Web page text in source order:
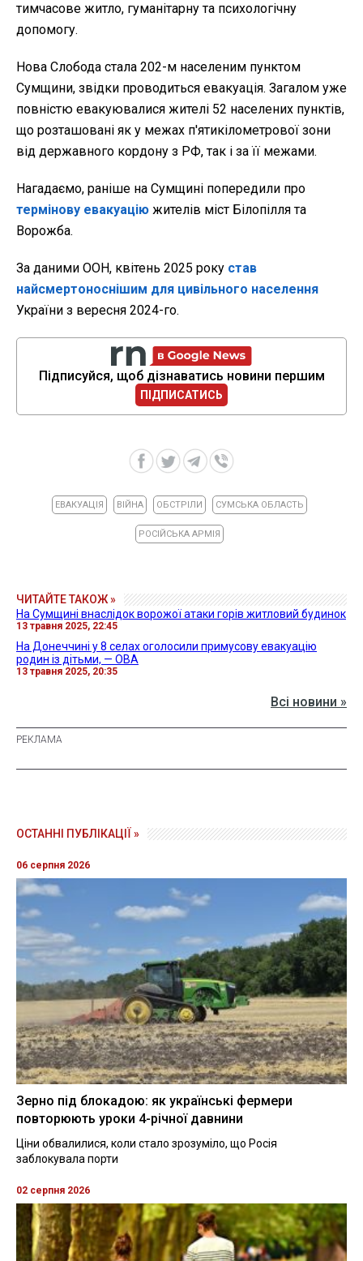
тимчасове житло, гуманітарну та психологічну
допомогу.
Нова Слобода стала 202-м населеним пунктом
Сумщини, звідки проводиться евакуація. Загалом уже
повністю евакуювалися жителі 52 населених пунктів,
що розташовані як у межах п'ятикілометрової зони
від державного кордону з РФ, так і за її межами.
Нагадаємо, раніше на Сумщині попередили про
термінову евакуацію жителів міст Білопілля та
Ворожба.
За даними ООН, квітень 2025 року став
найсмертоноснішим для цивільного населення
України з вересня 2024-го.
Підписуйся, щоб дізнаватись новини першим
ПІДПИСАТИСЬ
ЕВАКУАЦІЯ ВІЙНА ОБСТРІЛИ СУМСЬКА ОБЛАСТЬ
РОСІЙСЬКА АРМІЯ
ЧИТАЙТЕ ТАКОЖ »
На Сумщині внаслідок ворожої атаки горів житловий будинок
13 травня 2025, 22:45
На Донеччині у 8 селах оголосили примусову евакуацію
родин із дітьми, — ОВА
13 травня 2025, 20:35
Всі новини »
ОСТАННІ ПУБЛІКАЦІЇ »
06 серпня 2026
Зерно під блокадою: як українські фермери
повторюють уроки 4-річної давнини
Ціни обвалилися, коли стало зрозуміло, що Росія
заблокувала порти
02 серпня 2026